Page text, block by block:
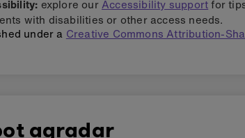
explore ourAccessibility supportfor
with disabilities or other access needs.
under a Creative Commons Attribution-
agradar